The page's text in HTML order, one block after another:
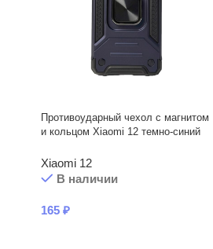
Противоударный чехол с магнитом
и кольцом Xiaomi 12 темно-синий
Xiaomi 12
В наличии
165 ₽